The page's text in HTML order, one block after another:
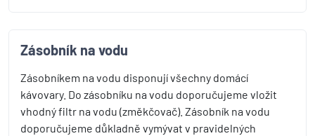
Zásobník na vodu
Zásobníkem na vodu disponují všechny domácí
kávovary. Do zásobníku na vodu doporučujeme vložit
vhodný filtr na vodu (změkčovač). Zásobník na vodu
doporučujeme důkladně vymývat v pravidelných